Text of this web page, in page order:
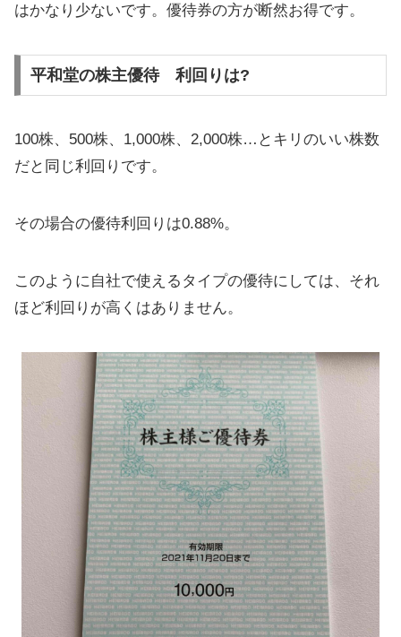
はかなり少ないです。優待券の方が断然お得です。
平和堂の株主優待 利回りは?
100株、500株、1,000株、2,000株…とキリのいい株数
だと同じ利回りです。
その場合の優待利回りは0.88%。
このように自社で使えるタイプの優待にしては、それ
ほど利回りが高くはありません。